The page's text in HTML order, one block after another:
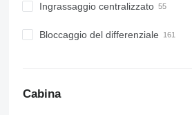
Ingrassaggio centralizzato
Bloccaggio del differenziale
Cabina